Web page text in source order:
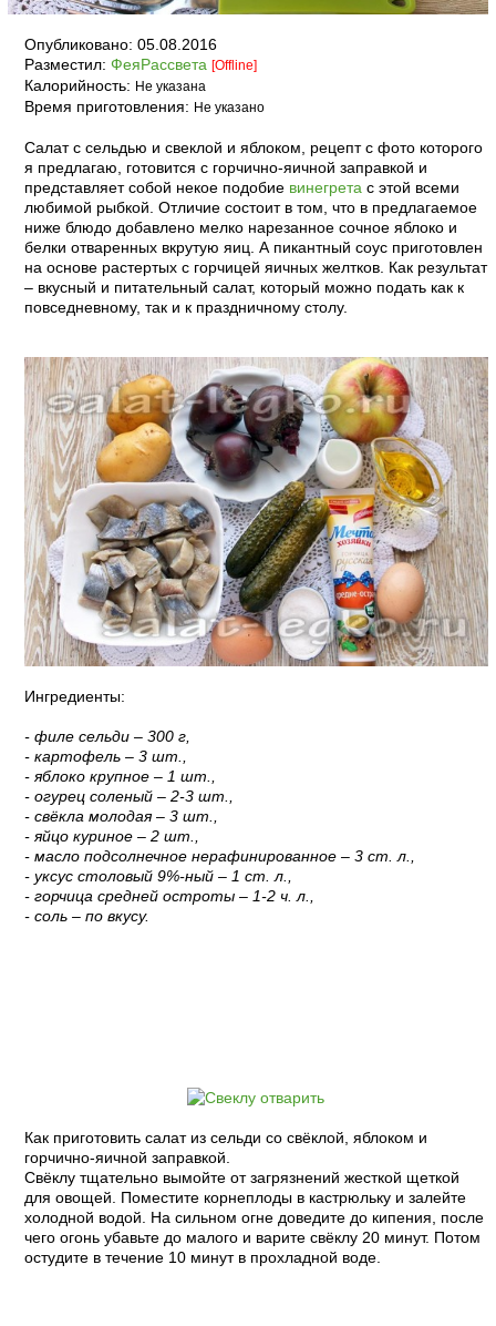
Опубликовано: 05.08.2016
Разместил: ФеяРассвета [Offline]
Калорийность: Не указана
Время приготовления: Не указано
Салат с сельдью и свеклой и яблоком, рецепт с фото которого
я предлагаю, готовится с горчично-яичной заправкой и
представляет собой некое подобие винегрета с этой всеми
любимой рыбкой. Отличие состоит в том, что в предлагаемое
ниже блюдо добавлено мелко нарезанное сочное яблоко и
белки отваренных вкрутую яиц. А пикантный соус приготовлен
на основе растертых с горчицей яичных желтков. Как результат
– вкусный и питательный салат, который можно подать как к
повседневному, так и к праздничному столу.
Ингредиенты:
- филе сельди – 300 г,
- картофель – 3 шт.,
- яблоко крупное – 1 шт.,
- огурец соленый – 2-3 шт.,
- свёкла молодая – 3 шт.,
- яйцо куриное – 2 шт.,
- масло подсолнечное нерафинированное – 3 ст. л.,
- уксус столовый 9%-ный – 1 ст. л.,
- горчица средней остроты – 1-2 ч. л.,
- соль – по вкусу.
Как приготовить салат из сельди со свёклой, яблоком и
горчично-яичной заправкой.
Свёклу тщательно вымойте от загрязнений жесткой щеткой
для овощей. Поместите корнеплоды в кастрюльку и залейте
холодной водой. На сильном огне доведите до кипения, после
чего огонь убавьте до малого и варите свёклу 20 минут. Потом
остудите в течение 10 минут в прохладной воде.